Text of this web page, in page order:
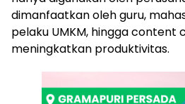
dimanfaatkan oleh guru,
pelaku UMKM, hingga content
meningkatkan produktivitas.